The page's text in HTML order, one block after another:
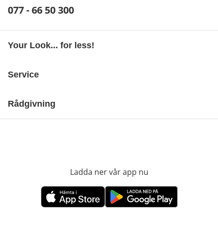
Telefonnummer:
077 - 66 50 300
Your Look... for less!
Service
Rådgivning
Ladda ner vår app nu
öppnas i nytt fönsteröppnas i nytt fönster